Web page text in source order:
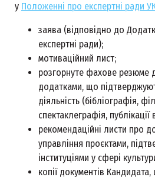
у Положенні про експертні ради
заява (відповідно до
експертні ради);
мотиваційний лист;
розгорнуте фахове резюме
додатками, що
діяльність (бібліографія,
спектаклеграфія,
рекомендаційні листи про
управління проєктами,
інституціями у сфері
копії документів